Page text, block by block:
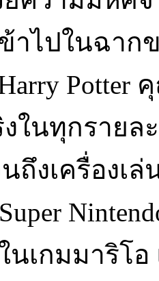
าไปในฉาก
Potter
ในทุกรายล
นถึงเครื่อง
นเกมมาริโ